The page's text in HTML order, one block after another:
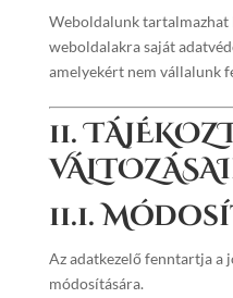
Weboldalunk tartalmazhat
weboldalakra saját
amelyekért nem vállalunk
11.
11.1.
Az adatkezelő fenntartja a
módosítására.